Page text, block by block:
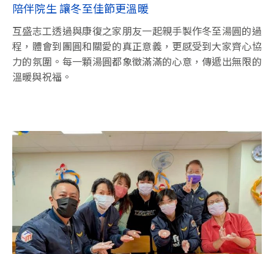
陪伴院生 讓冬至佳節更溫暖
互盛志工透過與康復之家朋友一起親手製作冬至湯圓的過
程，體會到團圓和關愛的真正意義，更感受到大家齊心協
力的氛圍。每一顆湯圓都象徵滿滿的心意，傳遞出無限的
溫暖與祝福。